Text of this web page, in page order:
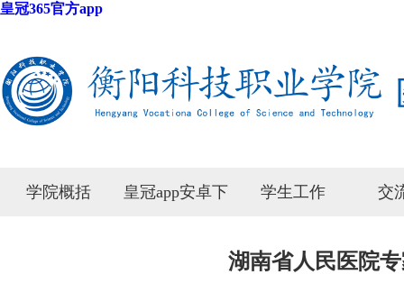
皇冠365官方app
学院概括 皇冠app安卓下 学生工作 交
湖南省人民医院